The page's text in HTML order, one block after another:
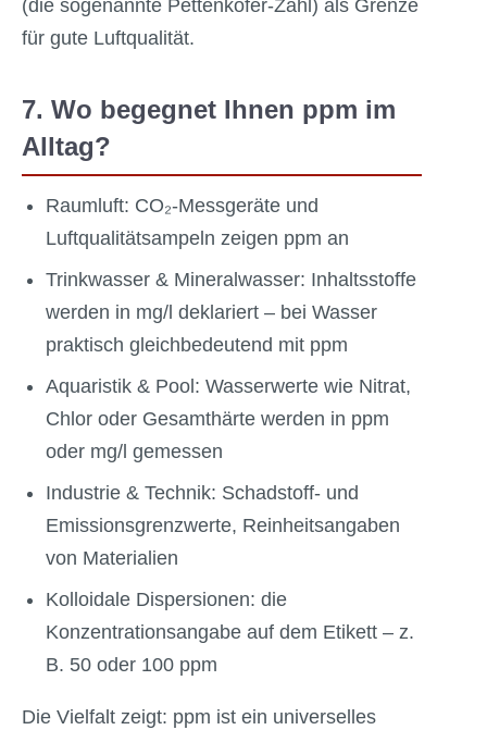
(die sogenannte Pettenkofer-Zahl) als Grenze
für gute Luftqualität.
7. Wo begegnet Ihnen ppm im
Alltag?
Raumluft: CO₂-Messgeräte und
Luftqualitätsampeln zeigen ppm an
Trinkwasser & Mineralwasser: Inhaltsstoffe
werden in mg/l deklariert – bei Wasser
praktisch gleichbedeutend mit ppm
Aquaristik & Pool: Wasserwerte wie Nitrat,
Chlor oder Gesamthärte werden in ppm
oder mg/l gemessen
Industrie & Technik: Schadstoff- und
Emissionsgrenzwerte, Reinheitsangaben
von Materialien
Kolloidale Dispersionen: die
Konzentrationsangabe auf dem Etikett – z.
B. 50 oder 100 ppm
Die Vielfalt zeigt: ppm ist ein universelles